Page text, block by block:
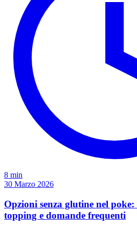
8 min
30 Marzo 2026
Opzioni senza glutine nel
topping e domande frequenti